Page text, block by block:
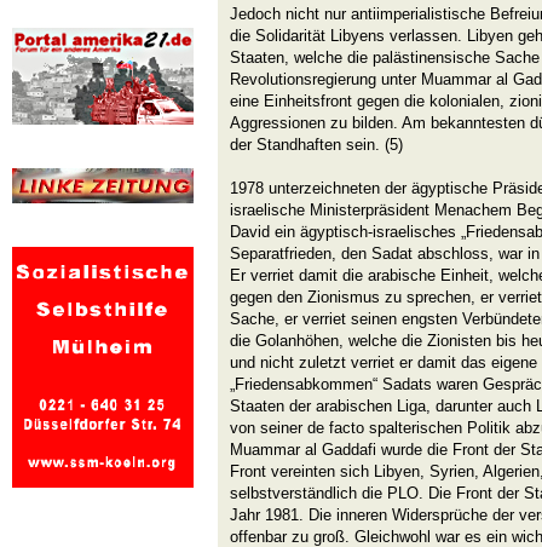
Jedoch nicht nur antiimperialistische
die Solidarität Libyens verlassen. Libyen
Staaten, welche die palästinensische
Revolutionsregierung unter Muammar al
eine Einheitsfront gegen die kolonialen,
Aggressionen zu bilden. Am bekanntesten
der Standhaften sein. (5)
1978 unterzeichneten der ägyptische
israelische Ministerpräsident Menachem
David ein ägyptisch-israelisches
Separatfrieden, den Sadat abschloss, war
Er verriet damit die arabische Einheit,
gegen den Zionismus zu sprechen, er
Sache, er verriet seinen engsten
die Golanhöhen, welche die Zionisten bis
und nicht zuletzt verriet er damit das
„Friedensabkommen“ Sadats waren
Staaten der arabischen Liga, darunter auch
von seiner de facto spalterischen Politik
Muammar al Gaddafi wurde die Front der
Front vereinten sich Libyen, Syrien,
selbstverständlich die PLO. Die Front der
Jahr 1981. Die inneren Widersprüche der
offenbar zu groß. Gleichwohl war es ein